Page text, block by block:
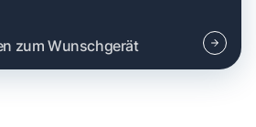
zum Wunschgerät